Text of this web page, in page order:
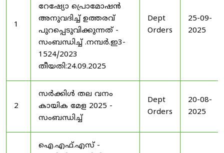
1
റേഷ്യോ പ്രൊമോഷൻ
അനുവദിച്ച് ഉത്തരവ്
പുറപ്പെടുവിക്കുന്നത് -
സംബന്ധിച്ച് .നമ്പർ.ഇ3-
1524/2023
തീയതി:24.09.2025
Dept
Orders
25-09-
2025
2
സർക്കിൾ തല വനം
കായിക മേള 2025 -
സംബന്ധിച്ച്
Dept
Orders
20-08-
2025
ഐ.എഫ്.എസ് -